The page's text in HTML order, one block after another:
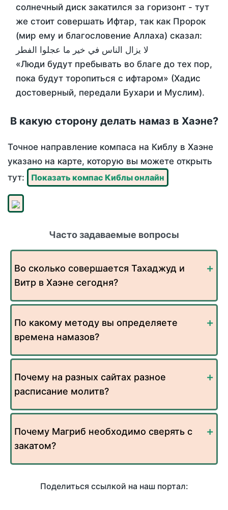
солнечный диск закатился за горизонт - тут
же стоит совершать Ифтар, так как Пророк
(мир ему и благословение Аллаха) сказал:
لا يزال الناس في خير ما عجلوا الفطر
«Люди будут пребывать во благе до тех пор,
пока будут торопиться с ифтаром» (Хадис
достоверный, передали Бухари и Муслим).
В какую сторону делать намаз в Хаэне?
Точное направление компаса на Киблу в Хаэне
указано на карте, которую вы можете открыть
тут:
Показать компас Киблы онлайн
Часто задаваемые вопросы
Во сколько совершается Тахаджуд и
Витр в Хаэне сегодня?
По какому методу вы определяете
времена намазов?
Почему на разных сайтах разное
расписание молитв?
Почему Магриб необходимо сверять с
закатом?
Поделиться ссылкой на наш портал: